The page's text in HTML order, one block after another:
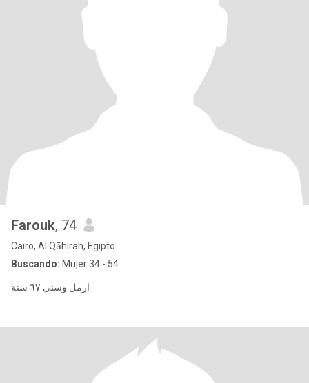
Farouk, 74
Cairo, Al Qāhirah, Egipto
Buscando: Mujer 34 - 54
ارمل وسنى ٦٧ سنة